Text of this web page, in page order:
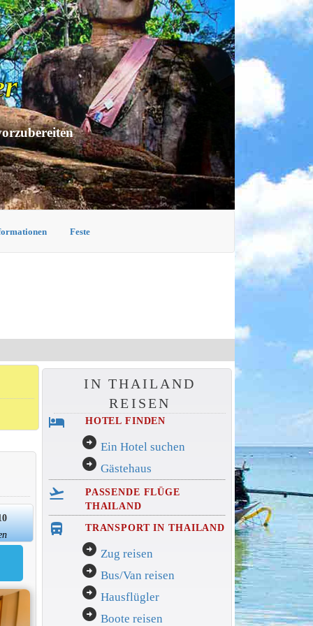
Feste
IN THAILAND
REISEN
hotel HOTEL FINDEN
arrow_circle_right Ein Hotel suchen
arrow_circle_right Gästehaus
flight_takeoff
PASSENDE FLÜGE
THAILAND
directions_bus_filled TRANSPORT IN THAILAND
arrow_circle_right Zug reisen
arrow_circle_right Bus/Van reisen
arrow_circle_right Hausflügler
arrow_circle_right Boote reisen